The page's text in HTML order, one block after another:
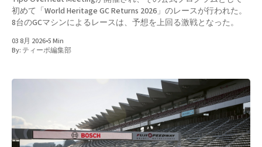
初めて「World Heritage GC Returns 2026」のレースが行われた。
8台のGCマシンによるレースは、予想を上回る激戦となった。
03 8月 2026•5 Min
By: ティーポ編集部